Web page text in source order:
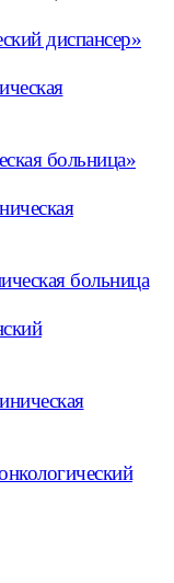
диспансер»
больница»
больница